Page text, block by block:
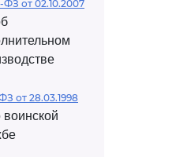
ФЗ от 02.10.2007
от 28.03.1998